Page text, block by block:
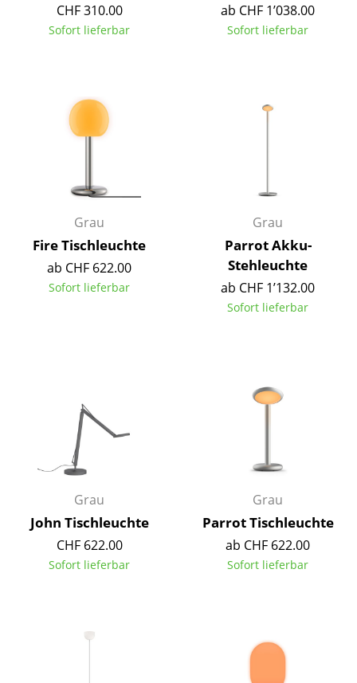
... alle Leuchten
Einzelbetten
Kinderbetten
Nachttische & Bettzubehör
... alle Betten
Accessoires
Tabletts
Büroutensilien
Aufbewahrungsboxen
Decken
Kissen
Vorhänge
CHF 310.00
Sofort lieferbar
ab CHF 1’038.00
Sofort lieferbar
Grau
Fire Tischleuchte
ab CHF 622.00
Sofort lieferbar
Grau
Parrot Akku-
Stehleuchte
ab CHF 1’132.00
Sofort lieferbar
Grau
John Tischleuchte
CHF 622.00
Sofort lieferbar
Grau
Parrot Tischleuchte
ab CHF 622.00
Sofort lieferbar